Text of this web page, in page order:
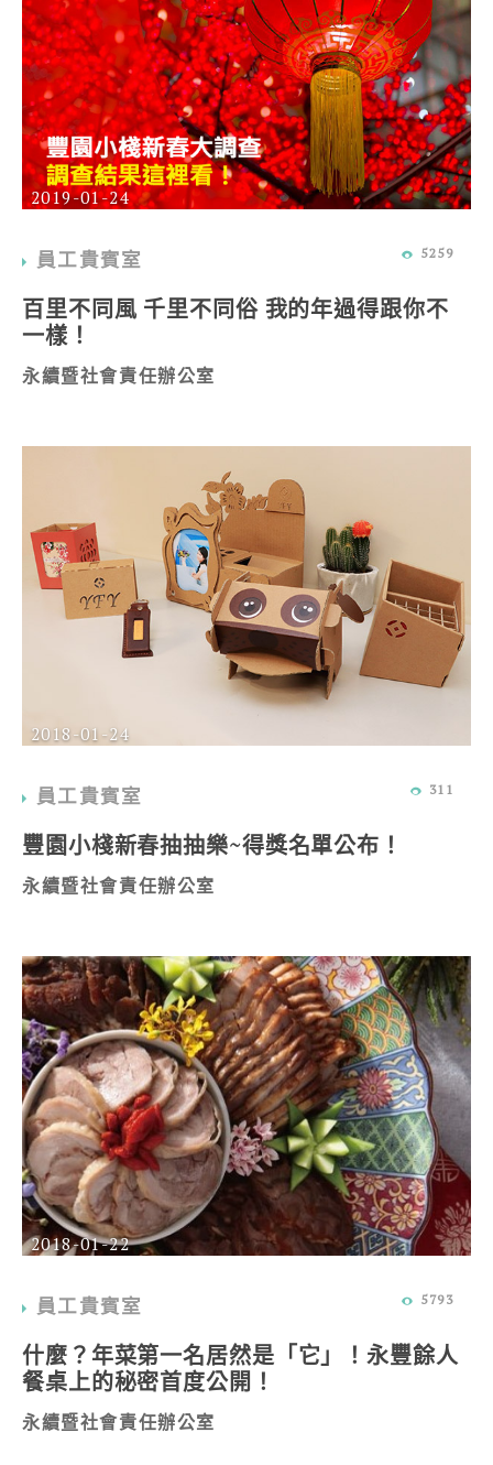
2019-01-24
員工貴賓室 5259
百里不同風 千里不同俗 我的年過得跟你不
一樣！
永續暨社會責任辦公室
2018-01-24
員工貴賓室 311
豐園小棧新春抽抽樂~得獎名單公布！
永續暨社會責任辦公室
2018-01-22
員工貴賓室 5793
什麼？年菜第一名居然是「它」！永豐餘人
餐桌上的秘密首度公開！
永續暨社會責任辦公室